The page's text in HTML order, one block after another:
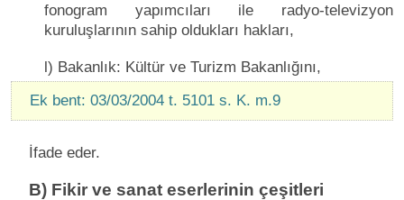
fonogram yapımcıları ile radyo-televizyon
kuruluşlarının sahip oldukları hakları,
l) Bakanlık: Kültür ve Turizm Bakanlığını,
Ek bent: 03/03/2004 t. 5101 s. K. m.9
İfade eder.
B) Fikir ve sanat eserlerinin çeşitleri